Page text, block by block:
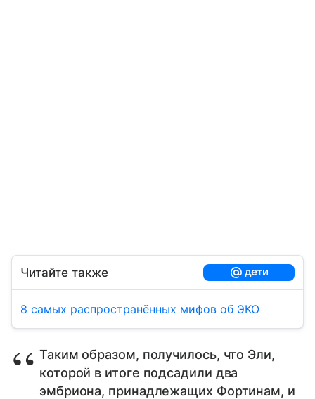
Читайте также
8 самых распространённых мифов об ЭКО
Таким образом, получилось, что Эли,
которой в итоге подсадили два
эмбриона, принадлежащих Фортинам, и